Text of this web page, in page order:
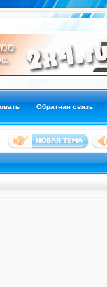
Обратная связь